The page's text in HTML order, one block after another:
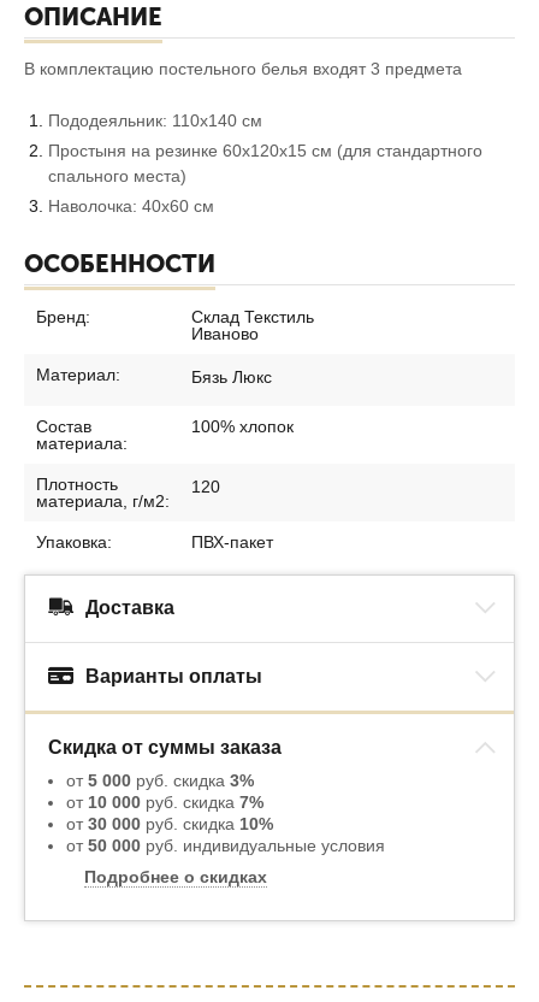
ОПИСАНИЕ
В комплектацию постельного белья входят 3 предмета
Пододеяльник: 110х140 см
Простыня на резинке 60х120х15 см (для стандартного
спального места)
Наволочка: 40х60 см
ОСОБЕННОСТИ
Бренд:
Склад Текстиль
Иваново
Материал: Бязь Люкс
Состав
материала:
100% хлопок
Плотность
материала, г/м2:
120
Упаковка: ПВХ-пакет
Доставка
Варианты оплаты
Скидка от суммы заказа
от5 000 руб. скидка 3%
от 10 000 руб. скидка 7%
от30 000 руб. скидка 10%
от50 000 руб. индивидуальные условия
Подробнее о скидках